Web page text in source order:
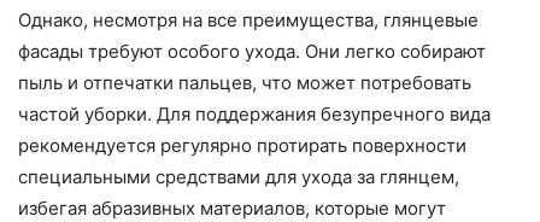
Однако, несмотря на все преимущества, глянцевые
фасады требуют особого ухода. Они легко собирают
пыль и отпечатки пальцев, что может потребовать
частой уборки. Для поддержания безупречного вида
рекомендуется регулярно протирать поверхности
специальными средствами для ухода за глянцем,
избегая абразивных материалов, которые могут